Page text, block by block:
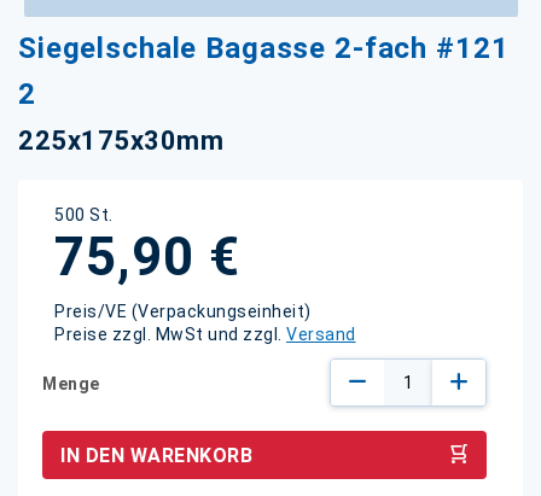
Siegelschale Bagasse 2-fach #121
2
225x175x30mm
500 St.
75,90 €
Preis/VE (Verpackungseinheit)
Preise zzgl. MwSt und zzgl. Versand
Menge
IN DEN WARENKORB
Zum
Anfang
der
Bildgalerie
springen